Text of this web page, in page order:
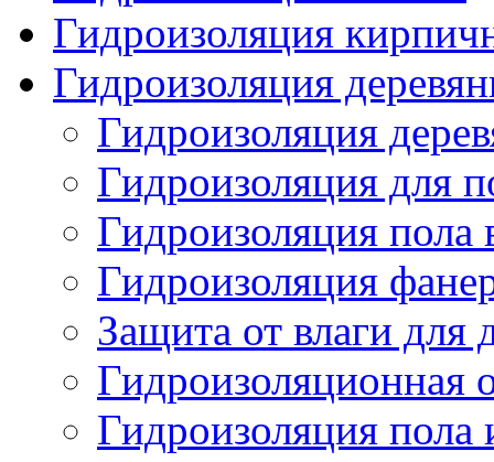
Гидроизоляция
Гидроизоляция
Гидроизоляция
Гидроизоляция для
Гидроизоляция
Гидроизоляция
Защита от влаги для
Гидроизоляционная
Гидроизоляция пола